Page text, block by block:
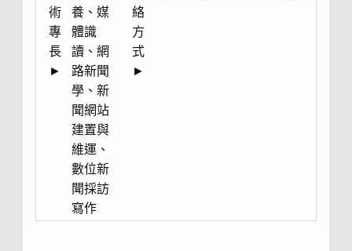
術
專
長
►
養、媒
體識
讀、網
路新聞
學、新
聞網站
建置與
維運、
數位新
聞採訪
寫作
絡
方
式
►